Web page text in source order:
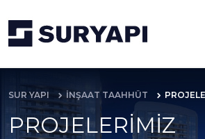
SUR YAPI İNŞAAT TAAHHÜT
PROJELERİMİZ